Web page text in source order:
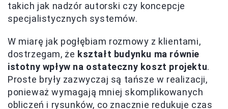
takich jak nadzór autorski czy koncepcje
specjalistycznych systemów.
W miarę jak pogłębiam rozmowy z klientami,
dostrzegam, że kształt budynku ma równie
istotny wpływ na ostateczny koszt projektu.
Proste bryły zazwyczaj są tańsze w realizacji,
ponieważ wymagają mniej skomplikowanych
obliczeń i rysunków, co znacznie redukuje czas